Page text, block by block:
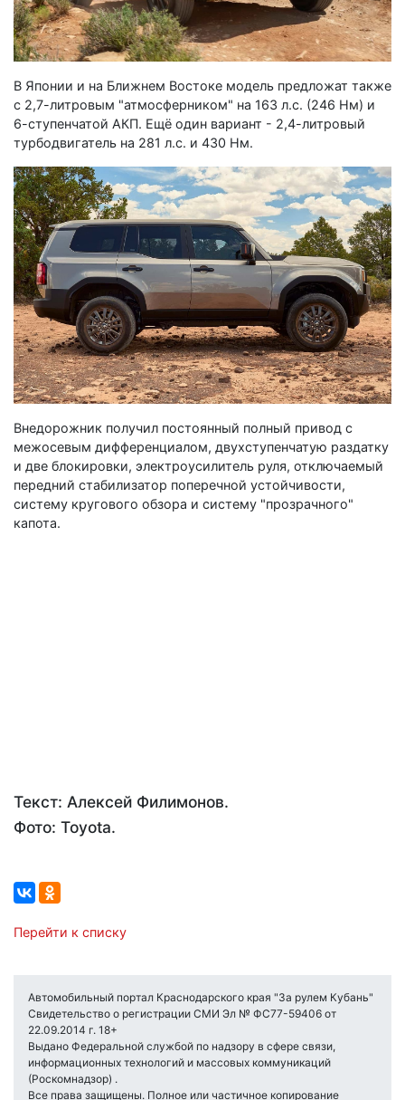
В Японии и на Ближнем Востоке модель предложат также
с 2,7-литровым "атмосферником" на 163 л.с. (246 Нм) и
6-ступенчатой АКП. Ещё один вариант - 2,4-литровый
турбодвигатель на 281 л.с. и 430 Нм.
Внедорожник получил постоянный полный привод с
межосевым дифференциалом, двухступенчатую раздатку
и две блокировки, электроусилитель руля, отключаемый
передний стабилизатор поперечной устойчивости,
систему кругового обзора и систему "прозрачного"
капота.
Текст: Алексей Филимонов.
Фото: Toyota.
Перейти к списку
Автомобильный портал Краснодарского края "За рулем Кубань"
Свидетельство о регистрации СМИ Эл № ФС77-59406 от
22.09.2014 г. 18+
Выдано Федеральной службой по надзору в сфере связи,
информационных технологий и массовых коммуникаций
(Роскомнадзор) .
Все права защищены. Полное или частичное копирование